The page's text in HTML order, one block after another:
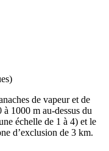
de vapeur et de
à 1000 m au-dessus du
échelle de 1 à 4) et le
d’exclusion de 3 km.